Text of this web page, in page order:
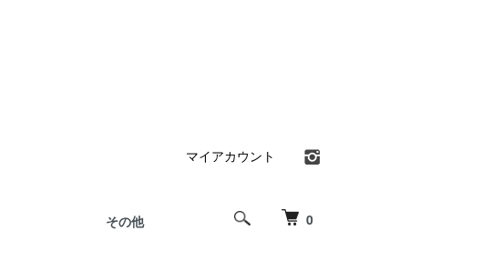
0
その他
マイアカウント